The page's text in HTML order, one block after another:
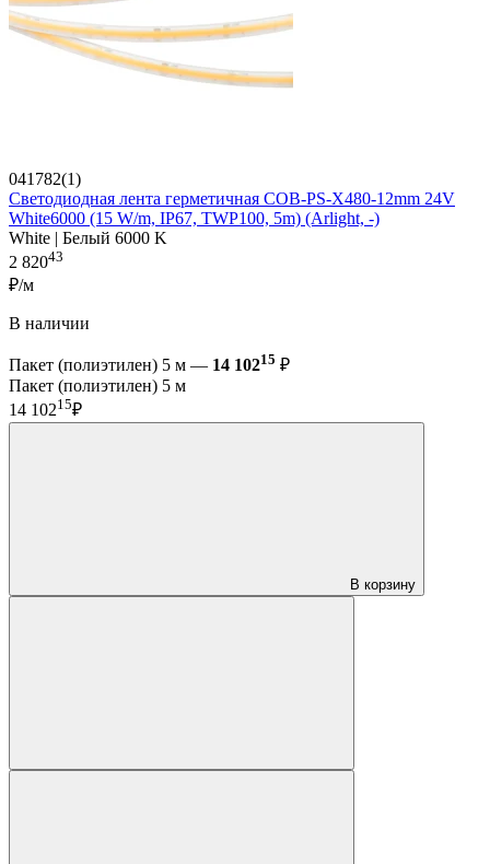
041782(1)
Светодиодная лента герметичная COB-PS-X480-12mm 24V
White6000 (15 W/m, IP67, TWP100, 5m) (Arlight, -)
White | Белый 6000 K
2 82043
₽/м
В наличии
Пакет (полиэтилен) 5 м — 14 10215 ₽
Пакет (полиэтилен) 5 м
14 10215₽
В корзину